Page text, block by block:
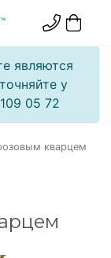
являются
у
05 72
кварцем